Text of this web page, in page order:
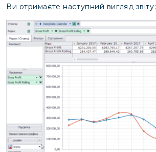
Ви отримаєте наступний вигляд звіту: